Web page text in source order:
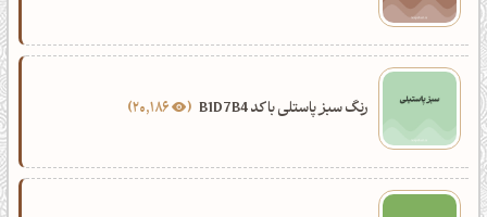
رنگ سبز پاستلی با کد B1D7B4